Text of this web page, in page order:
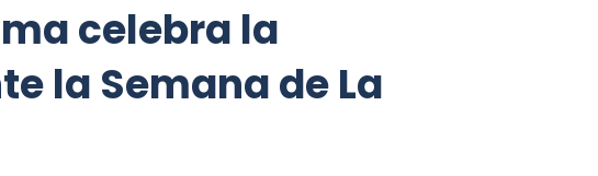
celebra la
la Semana de La